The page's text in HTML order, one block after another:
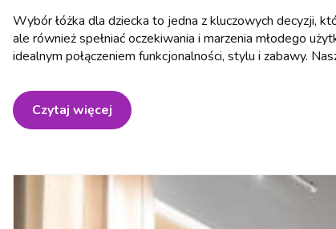
Wybór łóżka dla dziecka to jedna z kluczowych decyzji,
ale również spełniać oczekiwania i marzenia młodego
idealnym połączeniem funkcjonalności, stylu i zabawy.
Czytaj więcej